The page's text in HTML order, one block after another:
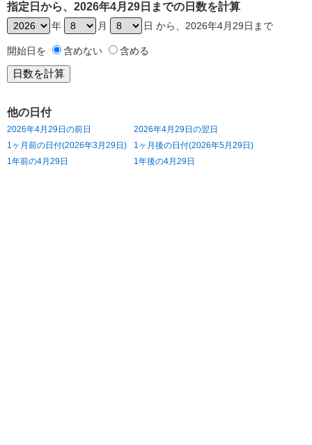
指定日から、2026年4月29日までの日数を計算
年 月 日 から、2026年4月29日まで
開始日を 含めない 含める
他の日付
2026年4月29日の前日
2026年4月29日の翌日
1ヶ月前の日付(2026年3月29日)
1ヶ月後の日付(2026年5月29日)
1年前の4月29日
1年後の4月29日